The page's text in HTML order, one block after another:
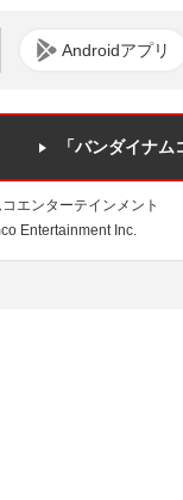
Androidアプリ
「バンダイナ
エンターテインメント
Entertainment Inc.